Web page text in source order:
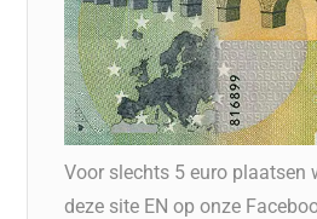
Voor slechts 5 euro plaatsen
deze site EN op onze